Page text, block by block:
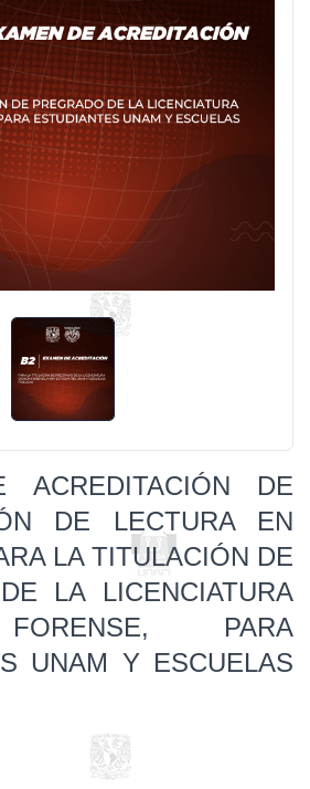
ACREDITACIÓN DE
DE LECTURA EN
LA TITULACIÓN DE
LA LICENCIATURA
PARA
UNAM Y ESCUELAS